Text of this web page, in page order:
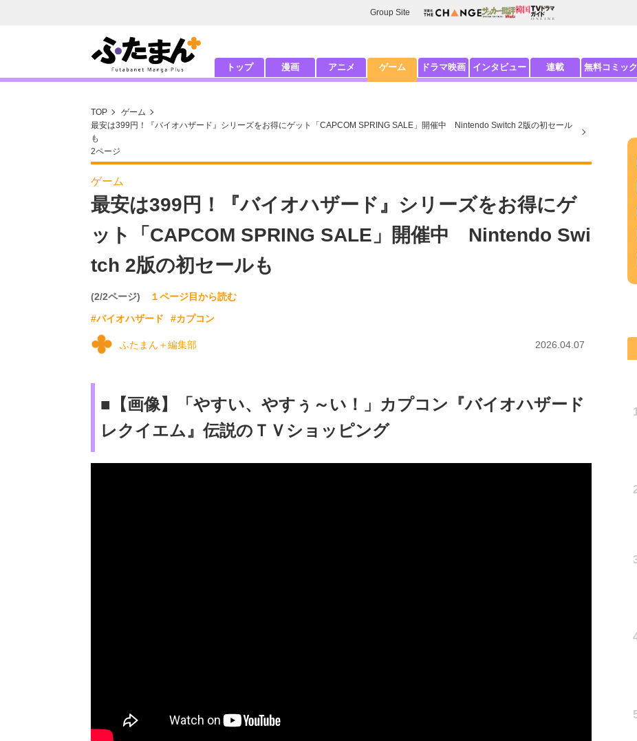
Group Site
トップ 漫画 アニメ ゲーム ドラマ映画 インタビュー 連載 無料コミック
TOP
ゲーム
最安は399円！『バイオハザード』シリーズをお得にゲット「CAPCOM SPRING SALE」開催中 Nintendo Switch 2版の初セール
も
2ページ
ゲーム
最安は399円！『バイオハザード』シリーズをお得にゲ
ット「CAPCOM SPRING SALE」開催中 Nintendo Swi
tch 2版の初セールも
(2/2ページ)
１ページ目から読む
#バイオハザード
#カプコン
ふたまん＋編集部 2026.04.07
■【画像】「やすい、やすぅ～い！」カプコン『バイオハザード
レクイエム』伝説のＴＶショッピング